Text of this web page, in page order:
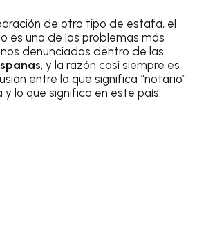
de otro tipo de estafa, el
es uno de los problemas más
denunciados dentro de las
, y la razón casi siempre es
entre lo que significa “notario”
y lo que significa en este país.